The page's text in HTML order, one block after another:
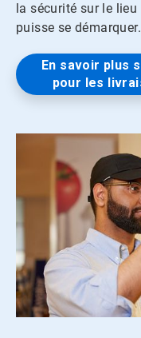
la sécurité sur le
puisse se démarquer.
En savoir plus
pour les